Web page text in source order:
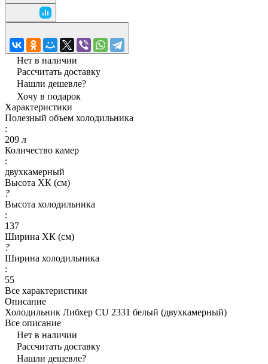
Нет в наличии
Рассчитать доставку
Нашли дешевле?
Хочу в подарок
Характеристики
Полезный объем холодильника
:
209 л
Количество камер
:
двухкамерный
Высота ХК (см)
?
Высота холодильника
:
137
Ширина ХК (см)
?
Ширина холодильника
:
55
Все характеристики
Описание
Холодильник Либхер CU 2331 белый (двухкамерный)
Все описание
Нет в наличии
Рассчитать доставку
Нашли дешевле?